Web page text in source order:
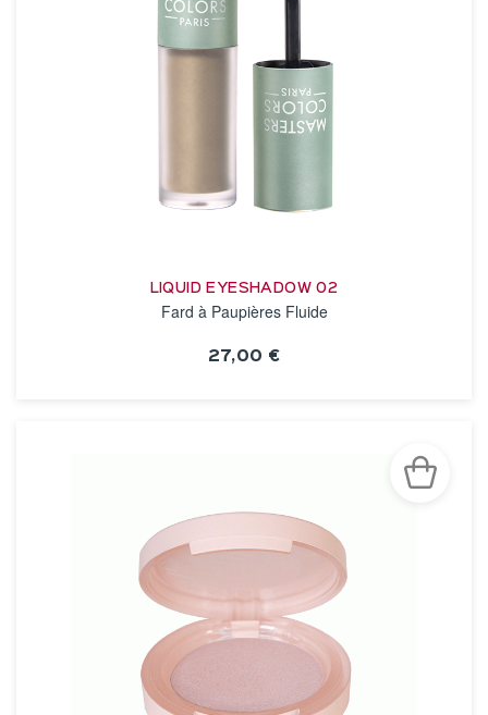
LIQUID EYESHADOW 02
Fard à Paupières Fluide
27,00 €